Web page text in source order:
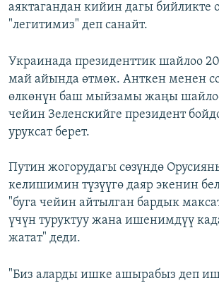
аяктагандан кийин дагы бийликте
"легитимиз" деп санайт.
Украинада президенттик шайлоо
май айында өтмөк. Анткен менен
өлкөнүн баш мыйзамы жаңы
чейин Зеленскийге президент
уруксат берет.
Путин жогорудагы сөзүндө
келишимин түзүүгө даяр экенин
"буга чейин айтылган бардык
үчүн туруктуу жана ишенимдүү
жатат" деди.
"Биз аларды ишке ашырабыз деп